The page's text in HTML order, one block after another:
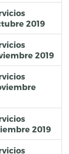
2019
2019
2019